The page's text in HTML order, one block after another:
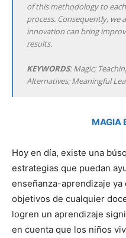
of this methodology to
process. Consequently,
innovation can bring
results.
KEYWORDS: Magic;
Alternatives; Meaningful
MAGIA
Hoy en día, existe una
estrategias que puedan
enseñanza-aprendizaje
objetivos de cualquier
logren un aprendizaje
en cuenta que los niños